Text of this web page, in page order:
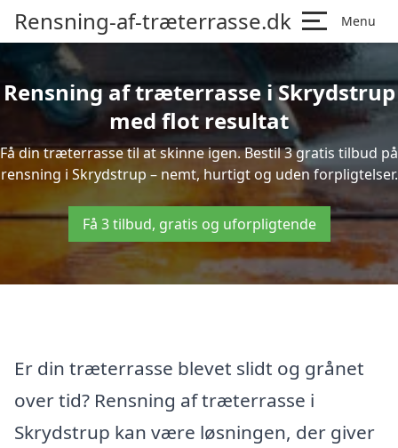
Rensning-af-træterrasse.dk Menu
Rensning af træterrasse i Skrydstrup
med flot resultat
Få din træterrasse til at skinne igen. Bestil 3 gratis tilbud på
rensning i Skrydstrup – nemt, hurtigt og uden forpligtelser.
Få 3 tilbud, gratis og uforpligtende
Er din træterrasse blevet slidt og grånet
over tid? Rensning af træterrasse i
Skrydstrup kan være løsningen, der giver